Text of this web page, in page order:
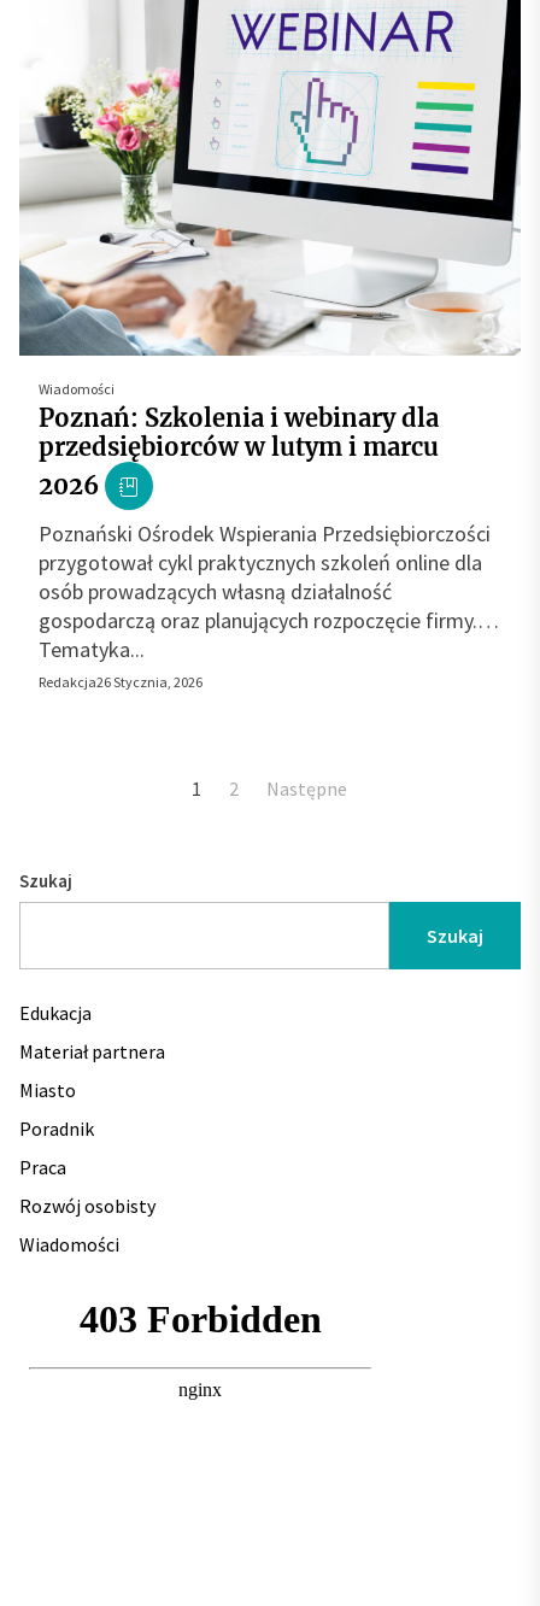
Wiadomości
Poznań: Szkolenia i webinary dla
przedsiębiorców w lutym i marcu
2026
Poznański Ośrodek Wspierania Przedsiębiorczości
przygotował cykl praktycznych szkoleń online dla
osób prowadzących własną działalność
gospodarczą oraz planujących rozpoczęcie firmy.
Tematyka...
Redakcja26 Stycznia, 2026
Stronicowanie
1 2 Następne
Szukaj
Szukaj
Edukacja
Materiał partnera
Miasto
Poradnik
Praca
Rozwój osobisty
Wiadomości